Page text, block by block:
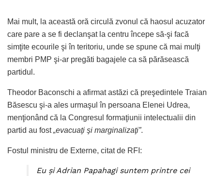
Mai mult, la această oră circulă zvonul că haosul acuzator
care pare a se fi declanşat la centru începe să-şi facă
simţite ecourile şi în teritoriu, unde se spune că mai mulţi
membri PMP şi-ar pregăti bagajele ca să părăsească
partidul.
Theodor Baconschi a afirmat astăzi că preşedintele Traian
Băsescu şi-a ales urmaşul în persoana Elenei Udrea,
menţionând că la Congresul formaţiunii intelectualii din
partid au fost„evacuaţi şi marginalizaţi”.
Fostul ministru de Externe, citat de RFI:
Eu şi Adrian Papahagi suntem printre cei